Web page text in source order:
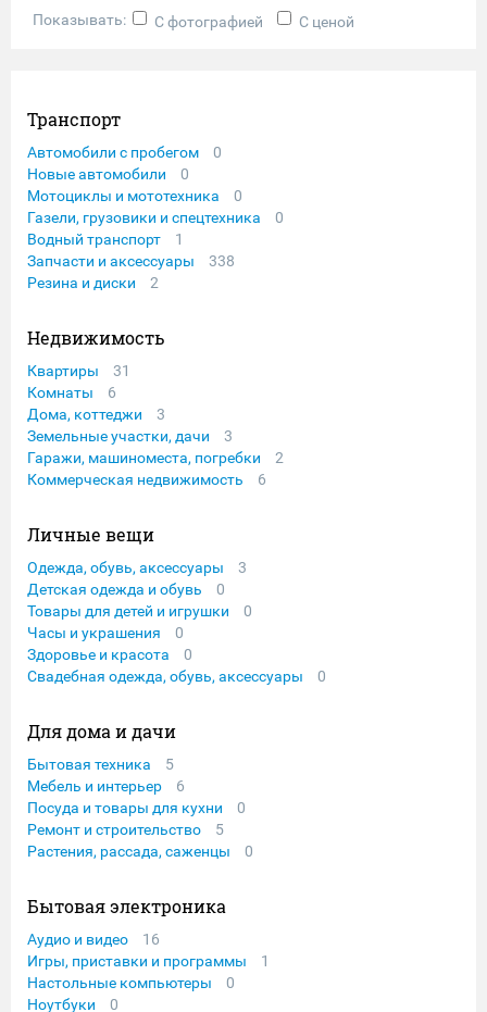
Показывать: С фотографией С ценой
Транспорт
Автомобили с пробегом
0
Новые автомобили
0
Мотоциклы и мототехника
0
Газели, грузовики и спецтехника
0
Водный транспорт
1
Запчасти и аксессуары
338
Резина и диски
2
Недвижимость
Квартиры
31
Комнаты
6
Дома, коттеджи
3
Земельные участки, дачи
3
Гаражи, машиноместа, погребки
2
Коммерческая недвижимость
6
Личные вещи
Одежда, обувь, аксессуары
3
Детская одежда и обувь
0
Товары для детей и игрушки
0
Часы и украшения
0
Здоровье и красота
0
Свадебная одежда, обувь, аксессуары
0
Для дома и дачи
Бытовая техника
5
Мебель и интерьер
6
Посуда и товары для кухни
0
Ремонт и строительство
5
Растения, рассада, саженцы
0
Бытовая электроника
Аудио и видео
16
Игры, приставки и программы
1
Настольные компьютеры
0
Ноутбуки
0